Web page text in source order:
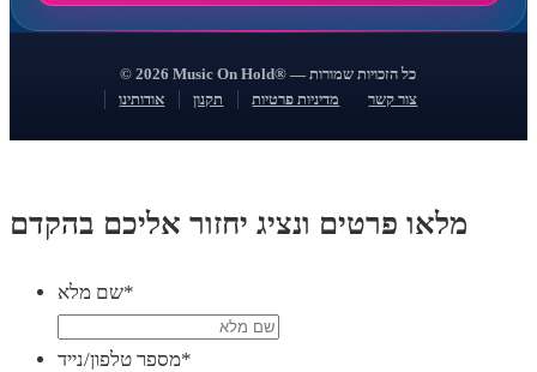
© 2026 Music On Hold® — כל הזכויות שמורות
אודותינו
תקנון מדיניות פרטיות צור קשר
מלאו פרטים ונציג יחזור אליכם בהקדם
שם מלא*
מספר טלפון/נייד*